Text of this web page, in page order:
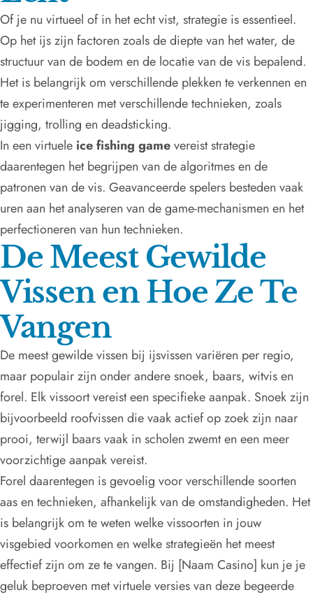
Of je nu virtueel of in het echt vist, strategie is essentieel.
Op het ijs zijn factoren zoals de diepte van het water, de
structuur van de bodem en de locatie van de vis bepalend.
Het is belangrijk om verschillende plekken te verkennen en
te experimenteren met verschillende technieken, zoals
jigging, trolling en deadsticking.
In een virtuele ice fishing gamevereist strategie
daarentegen het begrijpen van de algoritmes en de
patronen van de vis. Geavanceerde spelers besteden vaak
uren aan het analyseren van de game-mechanismen en het
perfectioneren van hun technieken.
De Meest Gewilde
Vissen en Hoe Ze Te
Vangen
De meest gewilde vissen bij ijsvissen variëren per regio,
maar populair zijn onder andere snoek, baars, witvis en
forel. Elk vissoort vereist een specifieke aanpak. Snoek zijn
bijvoorbeeld roofvissen die vaak actief op zoek zijn naar
prooi, terwijl baars vaak in scholen zwemt en een meer
voorzichtige aanpak vereist.
Forel daarentegen is gevoelig voor verschillende soorten
aas en technieken, afhankelijk van de omstandigheden. Het
is belangrijk om te weten welke vissoorten in jouw
visgebied voorkomen en welke strategieën het meest
effectief zijn om ze te vangen. Bij [Naam Casino] kun je je
geluk beproeven met virtuele versies van deze begeerde